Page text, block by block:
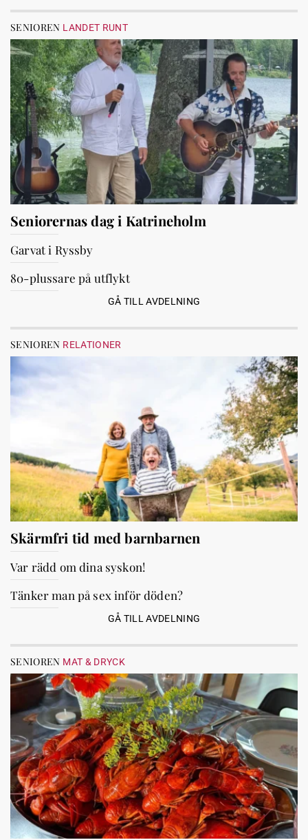
SENIOREN LANDET RUNT
Seniorernas dag i Katrineholm
Garvat i Ryssby
80-plussare på utflykt
GÅ TILL AVDELNING
SENIOREN RELATIONER
Skärmfri tid med barnbarnen
Var rädd om dina syskon!
Tänker man på sex inför döden?
GÅ TILL AVDELNING
SENIOREN MAT & DRYCK